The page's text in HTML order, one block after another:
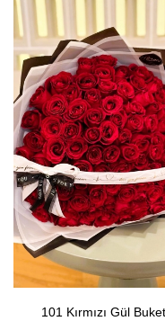
101 Kırmızı Gül